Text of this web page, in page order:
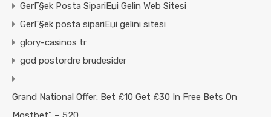
GerГ§ek Posta SipariЕџi Gelin Web Sitesi
GerГ§ek posta sipariЕџi gelini sitesi
glory-casinos tr
god postordre brudesider
Grand National Offer: Bet £10 Get £30 In Free Bets On